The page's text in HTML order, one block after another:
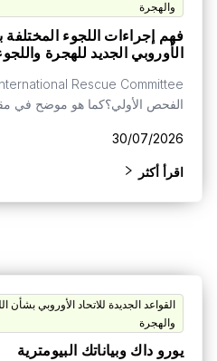
والهجرة
فهم إجراءات اللجوء المختلفة
الأوروبي الجديد للهجرة
الفحص الأولي؟كما هو موضح في
30/07/2026
اقرأ أكثر
القواعد الجديدة للاتحاد الأوروبي بشأن
والهجرة
يورو داك وبياناتك البيومترية